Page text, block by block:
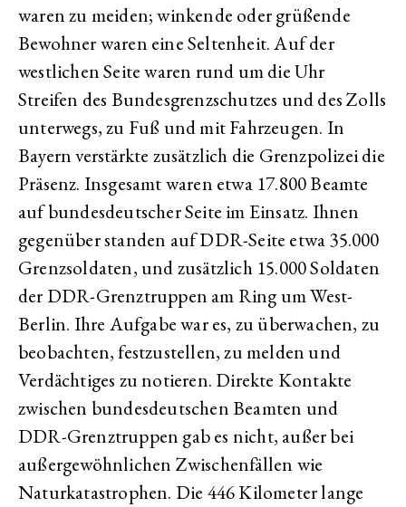
waren zu meiden; winkende oder grüßende
Bewohner waren eine Seltenheit. Auf der
westlichen Seite waren rund um die Uhr
Streifen des Bundesgrenzschutzes und des Zolls
unterwegs, zu Fuß und mit Fahrzeugen. In
Bayern verstärkte zusätzlich die Grenzpolizei die
Präsenz. Insgesamt waren etwa 17.800 Beamte
auf bundesdeutscher Seite im Einsatz. Ihnen
gegenüber standen auf DDR-Seite etwa 35.000
Grenzsoldaten, und zusätzlich 15.000 Soldaten
der DDR-Grenztruppen am Ring um West-
Berlin. Ihre Aufgabe war es, zu überwachen, zu
beobachten, festzustellen, zu melden und
Verdächtiges zu notieren. Direkte Kontakte
zwischen bundesdeutschen Beamten und
DDR-Grenztruppen gab es nicht, außer bei
außergewöhnlichen Zwischenfällen wie
Naturkatastrophen. Die 446 Kilometer lange